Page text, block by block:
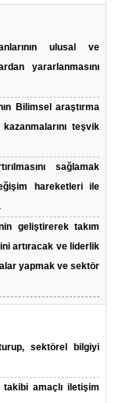
ulusal ve
yararlanmasını
Bilimsel araştırma
teşvik
sağlamak
hareketleri ile
geliştirerek takım
artıracak ve liderlik
yapmak ve sektör
sektörel bilgiyi
amaçlı iletişim